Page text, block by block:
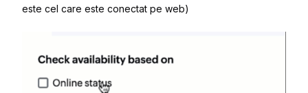
este cel care este conectat pe web)